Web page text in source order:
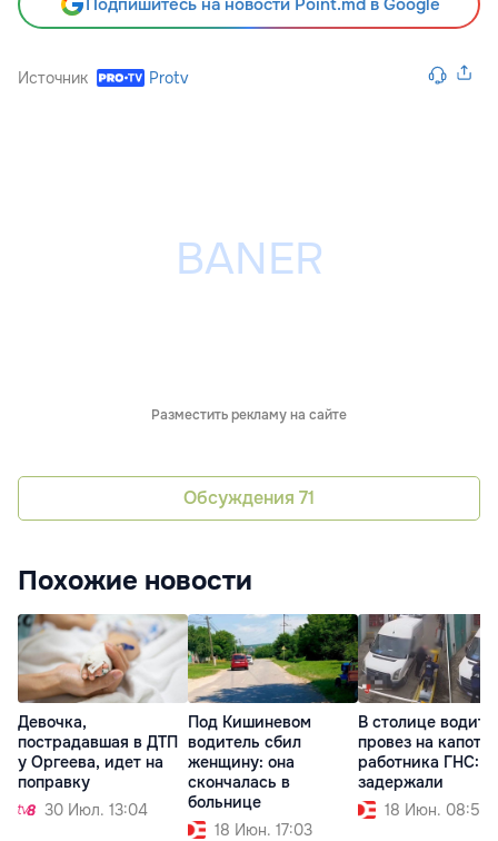
Источник Protv
Разместить рекламу на сайте
Обсуждения 71
Похожие новости
Девочка,
пострадавшая в ДТП
у Оргеева, идет на
поправку
30 Июл. 13:04
Под Кишиневом
водитель сбил
женщину: она
скончалась в
больнице
18 Июн. 17:03
В столице
провез на капоте
работника ГНС:
задержали
18 Июн. 08:50